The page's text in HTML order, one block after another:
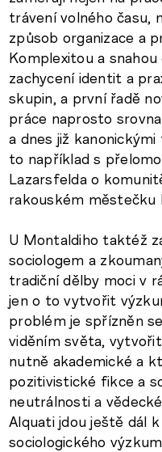
trávení volného času,
způsob organizace a
Komplexitou a
zachycení identit a
skupin, a první řadě
práce naprosto
a dnes již
to například s
Lazarsfelda o
rakouském městečku
U Montaldiho taktéž
sociologem a
tradiční dělby moci v
jen o to vytvořit
problém je spřízněn
viděním světa,
nutně akademické a
pozitivistické fikce a
neutrálnosti a
Alquati jdou ještě dál
sociologického